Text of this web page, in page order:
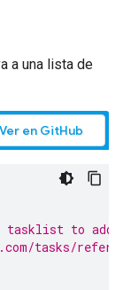
a una lista de
Ver en GitHub
tasklist to add
tasks/